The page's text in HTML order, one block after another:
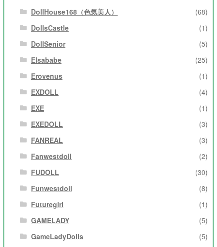
DollHouse168（色気美人）
(68)
DollsCastle
(1)
DollSenior
(5)
Elsababe
(25)
Erovenus
(1)
EXDOLL
(4)
EXE
(1)
EXEDOLL
(3)
FANREAL
(3)
Fanwestdoll
(2)
FUDOLL
(30)
Funwestdoll
(8)
Futuregirl
(1)
GAMELADY
(5)
GameLadyDolls
(5)